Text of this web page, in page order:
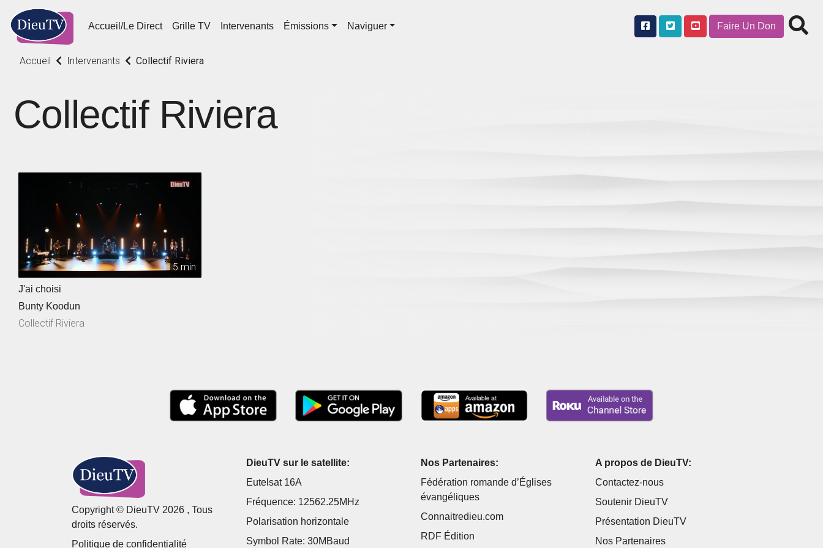
Accueil/Le Direct Grille TV Intervenants Émissions Naviguer Faire Un Don
Accueil Intervenants Collectif Riviera
Collectif Riviera
5 min
J'ai choisi
Bunty Koodun
Collectif Riviera
Copyright © DieuTV 2026 , Tous
droits réservés.
Politique de confidentialité
DieuTV sur le satellite:
Eutelsat 16A
Fréquence: 12562.25MHz
Polarisation horizontale
Symbol Rate: 30MBaud
Nos Partenaires:
Fédération romande d’Églises
évangéliques
Connaitredieu.com
RDF Édition
A propos de DieuTV:
Contactez-nous
Soutenir DieuTV
Présentation DieuTV
Nos Partenaires